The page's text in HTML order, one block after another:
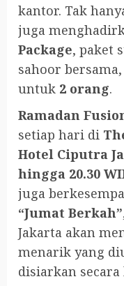
kantor. Tak
juga
Package, paket
sahoor
untuk 2 orang.
Ramadan
setiap hari di
Hotel Ciputra
hingga 20.30
juga
“Jumat Berkah”
Jakarta akan
menarik yang
disiarkan